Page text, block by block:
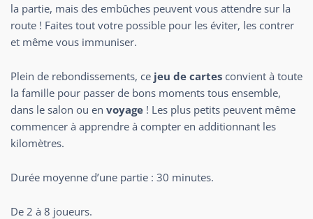
la partie, mais des embûches peuvent vous attendre sur la
route ! Faites tout votre possible pour les éviter, les contrer
et même vous immuniser.
Plein de rebondissements, ce jeu de cartes convient à toute
la famille pour passer de bons moments tous ensemble,
dans le salon ou en voyage ! Les plus petits peuvent même
commencer à apprendre à compter en additionnant les
kilomètres.
Durée moyenne d’une partie : 30 minutes.
De 2 à 8 joueurs.